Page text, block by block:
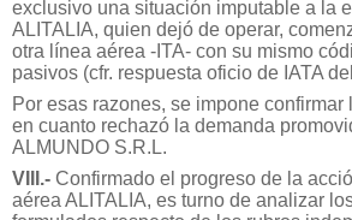
exclusivo una situación imputable a la
ALITALIA, quien dejó de operar,
otra línea aérea -ITA- con su mismo
pasivos (cfr. respuesta oficio de IATA
Por esas razones, se impone
en cuanto rechazó la demanda
ALMUNDO S.R.L.
VIII.- Confirmado el progreso de la
aérea ALITALIA, es turno de analizar